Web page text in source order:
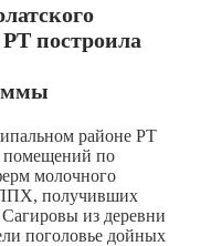
построила
районе РТ
помещений по
молочного
ЛПХ, получивших
из деревни
поголовье дойных